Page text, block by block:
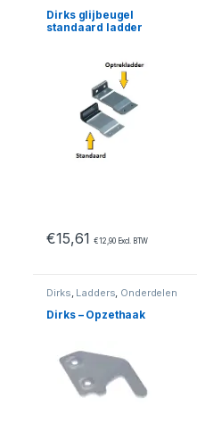
Dirks glijbeugel
standaard ladder
€15,61 €12,90Excl. BTW
Dirks, Ladders, Onderdelen
Dirks – Opzethaak